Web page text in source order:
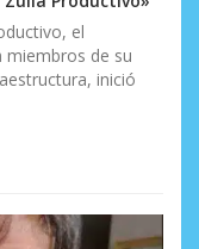
el
miembros de su
inició